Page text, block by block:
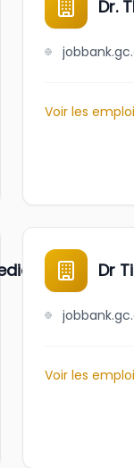
Dr.
Voir les
Dr
Voir les